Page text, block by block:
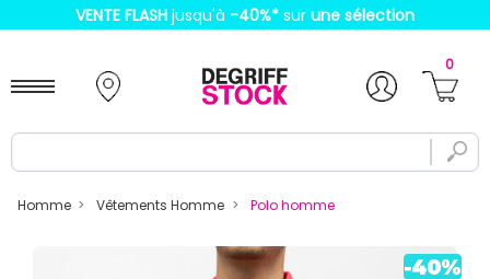
VENTE FLASH jusqu'à -40%* sur une sélection
0
Homme Vêtements Homme Polo homme